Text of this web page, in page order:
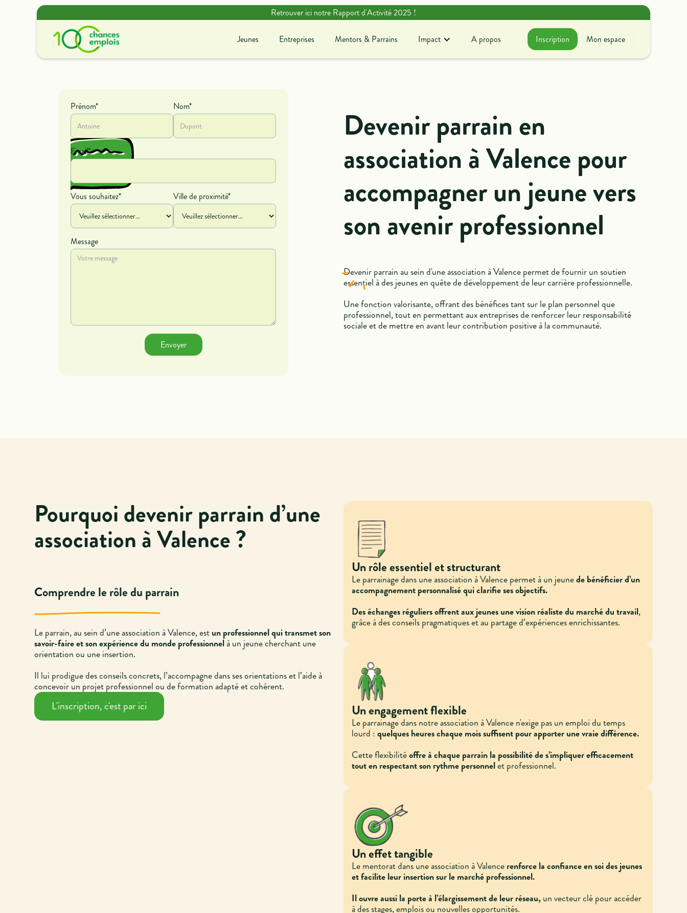
Retrouver ici notre Rapport d'Activité 2025 !
Jeunes
Entreprises
Mentors & Parrains
Impact
A propos
Inscription Mon espace
Découvrir nos offres de
contrat et de bénévolat.
association !
concrètement !
Prénom* Nom*
Email*
Vous souhaitez* Ville de proximité*
Message
Devenir parrain en
association à Valence pour
accompagner un jeune vers
son avenir professionnel
Devenir parrain au sein d'une association à Valence permet de fournir un soutien
essentiel à des jeunes en quête de développement de leur carrière professionnelle.
Une fonction valorisante, offrant des bénéfices tant sur le plan personnel que
professionnel, tout en permettant aux entreprises de renforcer leur responsabilité
sociale et de mettre en avant leur contribution positive à la communauté.
Pourquoi devenir parrain d’une
association à Valence ?
Comprendre le rôle du parrain
Le parrain, au sein d’une association à Valence, estun professionnel qui transmet son
savoir-faire et son expérience du monde professionnelà un jeune cherchant une
orientation ou une insertion.
Il lui prodigue des conseils concrets, l’accompagne dans ses orientations et l’aide à
concevoir un projet professionnel ou de formation adapté et cohérent.
L'inscription, c'est par ici
Un rôle essentiel et structurant
Le parrainage dans une association à Valence permet à un jeunede bénéficier d’un
accompagnement personnalisé qui clarifie ses objectifs.
Des échanges réguliers offrent aux jeunes une vision réaliste du marché du travail,
grâce à des conseils pragmatiques et au partage d’expériences enrichissantes.
Un engagement flexible
Le parrainage dans notre association à Valence n'exige pas un emploi du temps
lourd :quelques heures chaque mois suffisent pour apporter une vraie différence.
Cette flexibilitéoffre à chaque parrain la possibilité de s’impliquer efficacement
tout en respectant son rythme personnelet professionnel.
Un effet tangible
Le mentorat dans une association à Valencerenforce la confiance en soi des jeunes
et facilite leur insertion sur le marché professionnel.
Il ouvre aussi la porte à l’élargissement de leur réseau, un vecteur clé pour accéder
à des stages, emplois ou nouvelles opportunités.